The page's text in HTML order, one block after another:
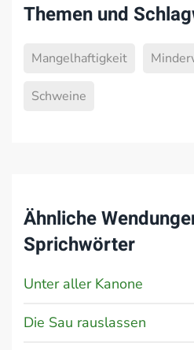
Themen und
Mangelhaftigkeit
Schweine
Ähnliche
Sprichwörter
Unter aller Kanone
Die Sau rauslassen